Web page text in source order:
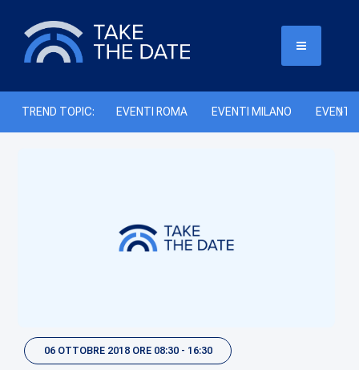
TREND TOPIC: EVENTI ROMA EVENTI MILANO EVENTI
06 OTTOBRE 2018 ORE 08:30 - 16:30